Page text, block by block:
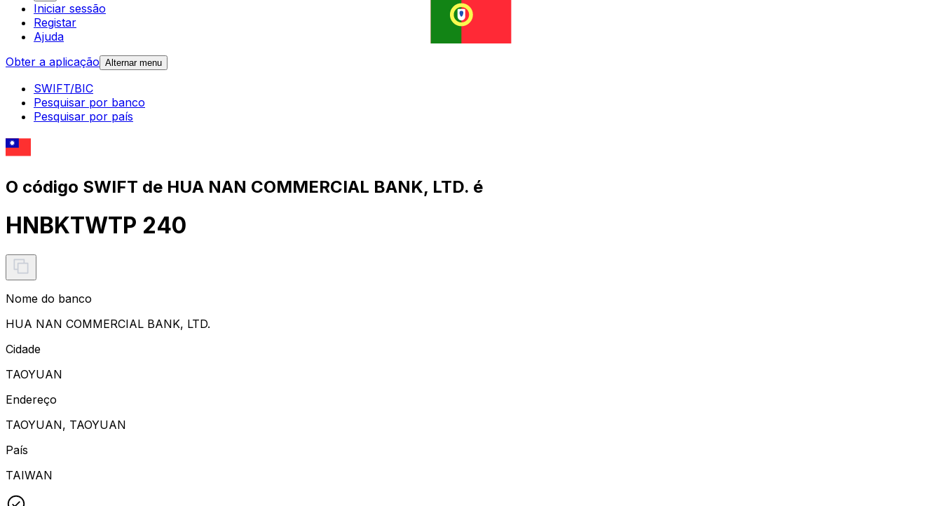
Iniciar sessão
Registar
Ajuda
Obter a aplicação Alternar menu
SWIFT/BIC
Pesquisar por banco
Pesquisar por país
O código SWIFT de HUA NAN COMMERCIAL BANK, LTD. é
HNBKTWTP 240
Nome do banco
HUA NAN COMMERCIAL BANK, LTD.
Cidade
TAOYUAN
Endereço
TAOYUAN, TAOYUAN
País
TAIWAN